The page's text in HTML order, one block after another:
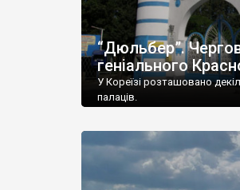
“Дюльбер”.
геніального
У Кореїзі розташовано
палаців.